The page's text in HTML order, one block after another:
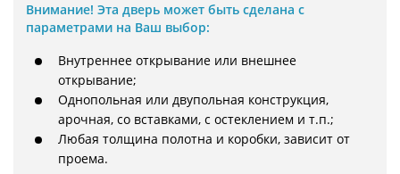
Внимание! Эта дверь может быть сделана с
параметрами на Ваш выбор:
Внутреннее открывание или внешнее
открывание;
Однопольная или двупольная конструкция,
арочная, со вставками, с остеклением и т.п.;
Любая толщина полотна и коробки, зависит от
проема.